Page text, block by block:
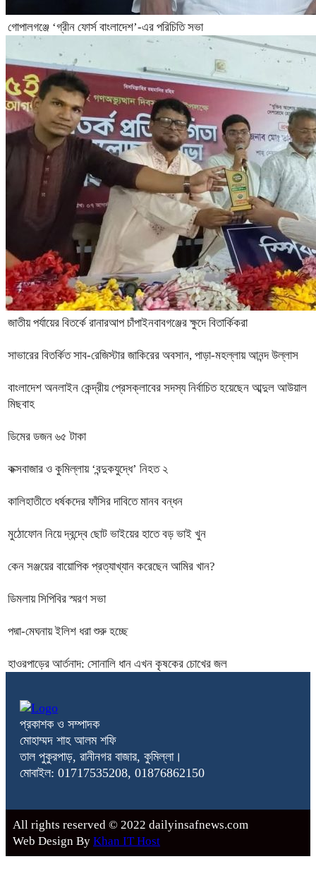
গোপালগঞ্জে ‘গ্রীন ফোর্স বাংলাদেশ’-এর পরিচিতি সভা
জাতীয় পর্যায়ের বিতর্কে রানারআপ চাঁপাইনবাবগঞ্জের ক্ষুদে বিতার্কিকরা
সাভারের বিতর্কিত সাব-রেজিস্টার জাকিরের অবসান, পাড়া-মহল্লায় আনন্দ উল্লাস
বাংলাদেশ অনলাইন কেন্দ্রীয় প্রেসক্লাবের সদস্য নির্বাচিত হয়েছেন আব্দুল আউয়াল
মিছবাহ
ডিমের ডজন ৬৫ টাকা
কক্সবাজার ও কুমিল্লায় ‘বন্দুকযুদ্ধে’ নিহত ২
কালিহাতীতে ধর্ষকদের ফাঁসির দাবিতে মানব বন্ধন
মুঠোফোন নিয়ে দ্বন্দ্বে ছোট ভাইয়ের হাতে বড় ভাই খুন
কেন সঞ্জয়ের বায়োপিক প্রত্যাখ্যান করেছেন আমির খান?
ডিমলায় সিপিবির স্মরণ সভা
পদ্মা-মেঘনায় ইলিশ ধরা শুরু হচ্ছে
হাওরপাড়ের আর্তনাদ: সোনালি ধান এখন কৃষকের চোখের জল
প্রকাশক ও সম্পাদক
মোহাম্মদ শাহ আলম শফি
তাল পুকুরপাড়, রানীনগর বাজার, কুমিল্লা।
মোবাইল: 01717535208, 01876862150
All rights reserved © 2022 dailyinsafnews.com
Web Design By Khan IT Host